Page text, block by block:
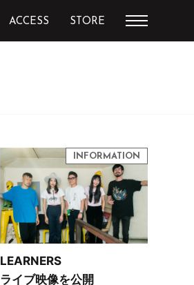
ACCESS STORE
LEARNERS
ライブ映像を公開